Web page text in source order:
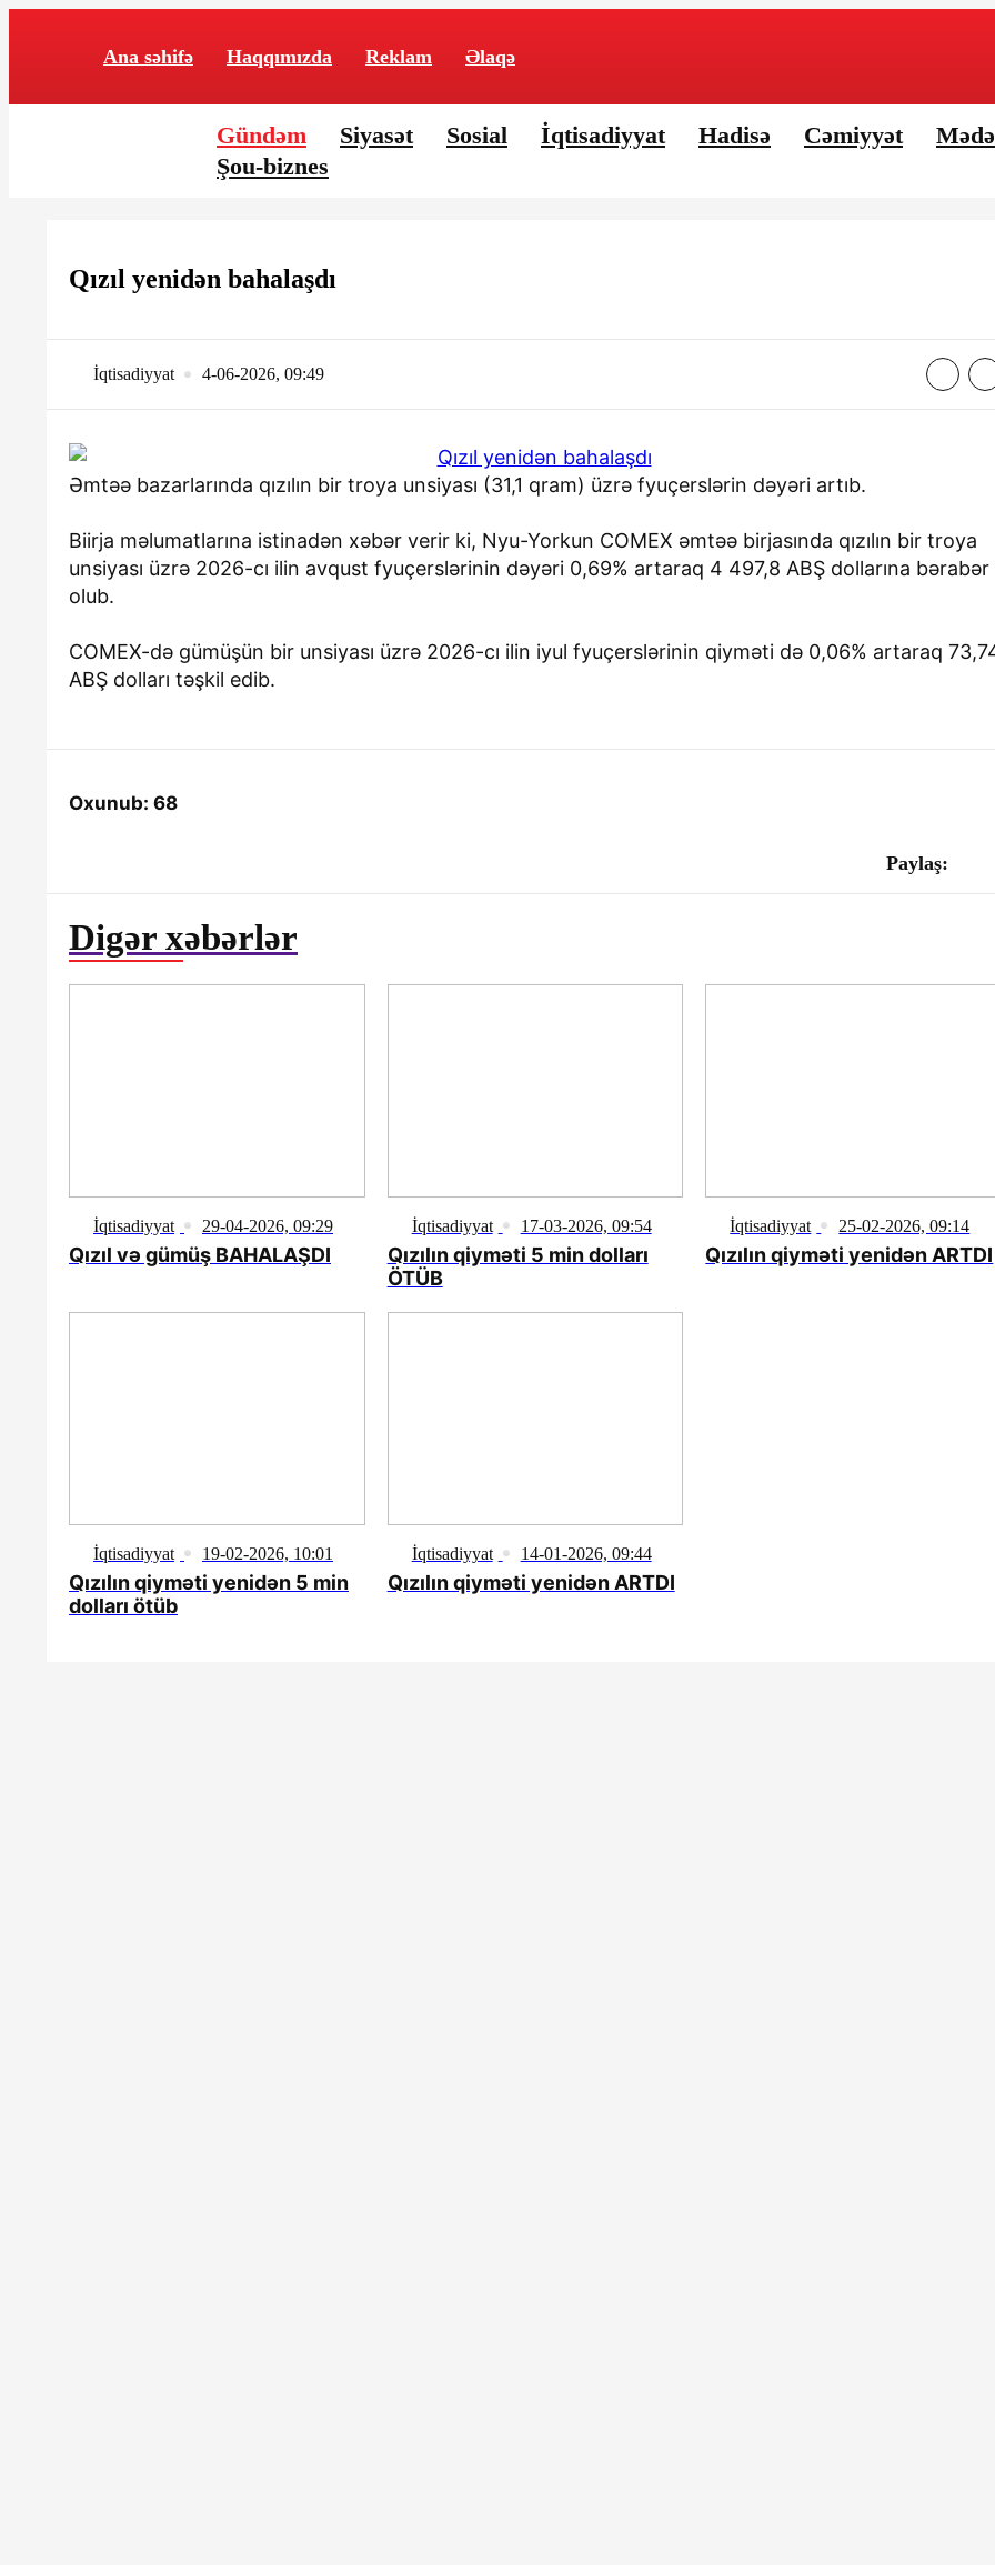
Ana səhifə Haqqımızda Reklam Əlaqə
Gündəm Siyasət Sosial İqtisadiyyat Hadisə Cəmiyyət
Şou-biznes
Qızıl yenidən bahalaşdı
İqtisadiyyat 4-06-2026, 09:49
Əmtəə bazarlarında qızılın bir troya unsiyası (31,1 qram) üzrə fyuçerslərin dəyəri artıb.
Biirja məlumatlarına istinadən xəbər verir ki, Nyu-Yorkun COMEX əmtəə birjasında qızılın bir troya
unsiyası üzrə 2026-cı ilin avqust fyuçerslərinin dəyəri 0,69% artaraq 4 497,8 ABŞ dollarına bərabər
olub.
COMEX-də gümüşün bir unsiyası üzrə 2026-cı ilin iyul fyuçerslərinin qiyməti də 0,06% artaraq
ABŞ dolları təşkil edib.
Oxunub: 68
Paylaş:
Digər xəbərlər
İqtisadiyyat 29-04-2026, 09:29
Qızıl və gümüş BAHALAŞDI
İqtisadiyyat 17-03-2026, 09:54
Qızılın qiyməti 5 min dolları
ÖTÜB
İqtisadiyyat 25-02-2026, 09:14
Qızılın qiyməti yenidən ARTDI
İqtisadiyyat 19-02-2026, 10:01
Qızılın qiyməti yenidən 5 min
dolları ötüb
İqtisadiyyat 14-01-2026, 09:44
Qızılın qiyməti yenidən ARTDI